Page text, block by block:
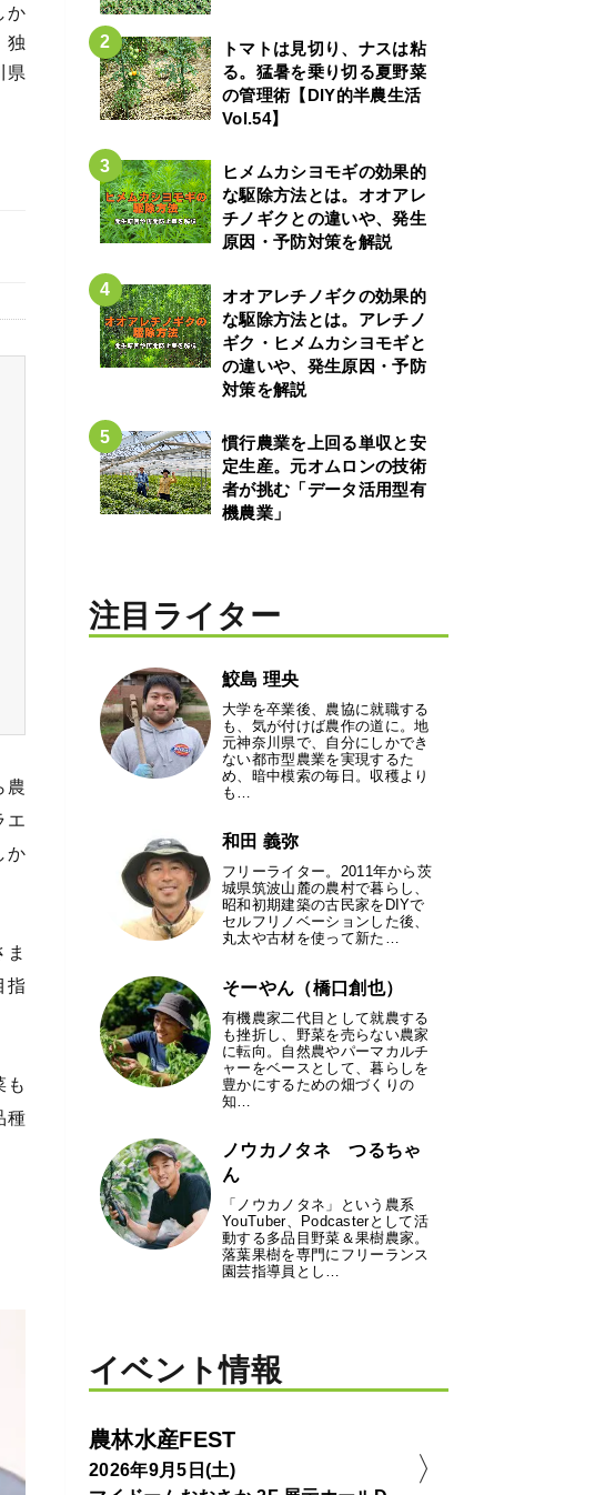
か
独
県
農
エ
か
指
も
種
トマトは見切り、ナスは粘
る。猛暑を乗り切る夏野菜
の管理術【DIY的半農生活
Vol.54】
ヒメムカシヨモギの効果的
な駆除方法とは。オオアレ
チノギクとの違いや、発生
原因・予防対策を解説
オオアレチノギクの効果的
な駆除方法とは。アレチノ
ギク・ヒメムカシヨモギと
の違いや、発生原因・予防
対策を解説
慣行農業を上回る単収と安
定生産。元オムロンの技術
者が挑む「データ活用型有
機農業」
注目ライター
鮫島 理央
大学を卒業後、農協に就職する
も、気が付けば農作の道に。地
元神奈川県で、自分にしかでき
ない都市型農業を実現するた
め、暗中模索の毎日。収穫より
も…
和田 義弥
フリーライター。2011年から茨
城県筑波山麓の農村で暮らし、
昭和初期建築の古民家をDIYで
セルフリノベーションした後、
丸太や古材を使って新た…
そーやん（橋口創也）
有機農家二代目として就農する
も挫折し、野菜を売らない農家
に転向。自然農やパーマカルチ
ャーをベースとして、暮らしを
豊かにするための畑づくりの
知…
ノウカノタネ つるちゃ
ん
「ノウカノタネ」という農系
YouTuber、Podcasterとして活
動する多品目野菜＆果樹農家。
落葉果樹を専門にフリーランス
園芸指導員とし…
イベント情報
農林水産FEST
2026年9月5日(土)